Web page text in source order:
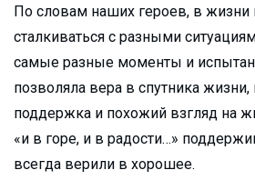
По словам наших героев, в жизни
сталкиваться с разными
самые разные моменты и
позволяла вера в спутника жизни,
поддержка и похожий взгляд на
«и в горе, и в радости…»
всегда верили в хорошее.